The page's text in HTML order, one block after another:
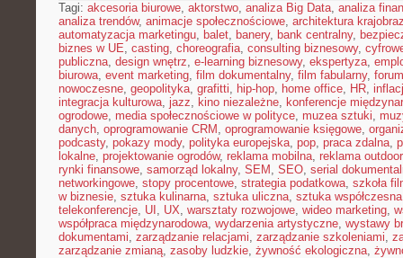
Tagi: akcesoria biurowe, aktorstwo, analiza Big Data, analiza
analiza trendów, animacje społecznościowe, architektura
automatyzacja marketingu, balet, banery, bank centralny,
biznes w UE, casting, choreografia, consulting biznesowy,
publiczna, design wnętrz, e-learning biznesowy, ekspertyza,
biurowa, event marketing, film dokumentalny, film fabularny,
nowoczesne, geopolityka, grafitti, hip-hop, home office, HR,
integracja kulturowa, jazz, kino niezależne, konferencje
ogrodowe, media społecznościowe w polityce, muzea sztuki,
danych, oprogramowanie CRM , oprogramowanie księgowe,
podcasty, pokazy mody, polityka europejska, pop, praca zdalna,
lokalne, projektowanie ogrodów, reklama mobilna, reklama outdoor
rynki finansowe, samorząd lokalny, SEM , SEO, serial
networkingowe, stopy procentowe, strategia podatkowa, szkoła
w biznesie, sztuka kulinarna, sztuka uliczna, sztuka współczesna
telekonferencje, UI , UX, warsztaty rozwojowe, wideo marketing,
współpraca międzynarodowa, wydarzenia artystyczne, wystawy
dokumentami, zarządzanie relacjami, zarządzanie szkoleniami,
zarządzanie zmianą, zasoby ludzkie, żywność ekologiczna,